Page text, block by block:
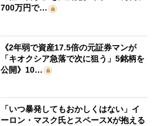
700万円で…
《2年弱で資産17.5倍の元証券マンが
「キオクシア急落で次に狙う」5銘柄を
公開》10…
「いつ暴発してもおかしくはない」イ
ーロン・マスク氏とスペースXが抱える